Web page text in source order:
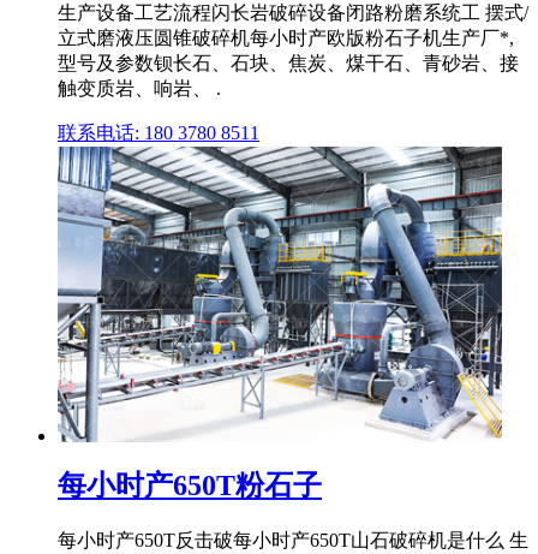
生产设备工艺流程闪长岩破碎设备闭路粉磨系统工 摆式/
立式磨液压圆锥破碎机每小时产欧版粉石子机生产厂*,
型号及参数钡长石、石块、焦炭、煤干石、青砂岩、接
触变质岩、响岩、 .
联系电话: 180 3780 8511
每小时产650T粉石子
每小时产650T反击破每小时产650T山石破碎机是什么 生